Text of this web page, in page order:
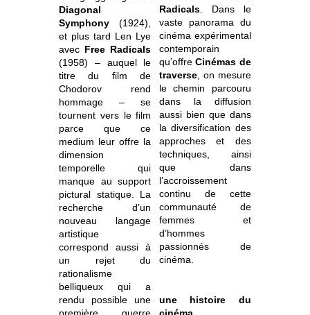
Diagonal
Symphony (1924),
et plus tard Len Lye
avec Free Radicals
(1958) – auquel le
titre du film de
Chodorov rend
hommage – se
tournent vers le film
parce que ce
medium leur offre la
dimension
temporelle qui
manque au support
pictural statique. La
recherche d’un
nouveau langage
artistique
correspond aussi à
un rejet du
rationalisme
belliqueux qui a
rendu possible une
Radicals. Dans le
vaste panorama du
cinéma expérimental
contemporain
qu’offreCinémas de
traverse, on mesure
le chemin parcouru
dans la diffusion
aussi bien que dans
la diversification des
approches et des
techniques, ainsi
que dans
l’accroissement
continu de cette
communauté de
femmes et
d’hommes
passionnés de
cinéma.
une histoire du